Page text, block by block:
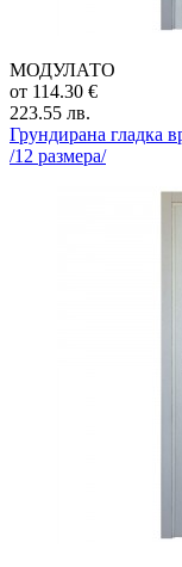
МОДУЛАТО
от 114.30 €
223.55 лв.
Грундирана гладка
/12 размера/